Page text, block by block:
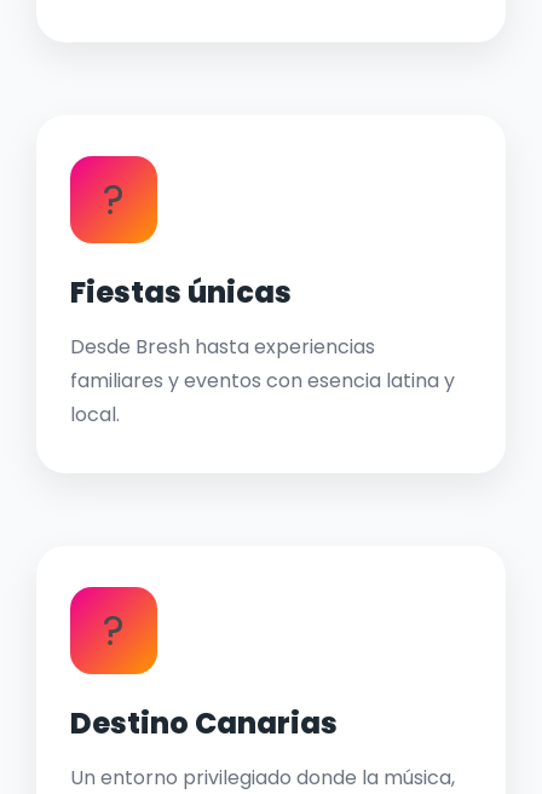
?
Fiestas únicas
Desde Bresh hasta experiencias
familiares y eventos con esencia latina y
local.
?
Destino Canarias
Un entorno privilegiado donde la música,